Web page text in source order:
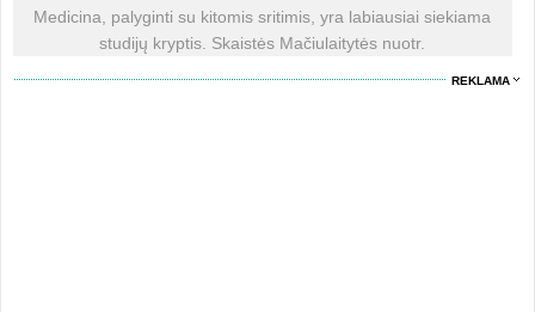
Medicina, palyginti su kitomis sritimis, yra labiausiai siekiama
studijų kryptis. Skaistės Mačiulaitytės nuotr.
REKLAMA